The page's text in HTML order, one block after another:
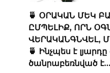
🍵 ՕՐԱԿԱՆ ՄԵԿ
ԸՄՊԵԼԻՔ, ՈՐՆ
ՎԵՐԱԿԱՆԳՆՎԵԼ,
🍵 Ինչպես է
ծանրաբեռնված է…